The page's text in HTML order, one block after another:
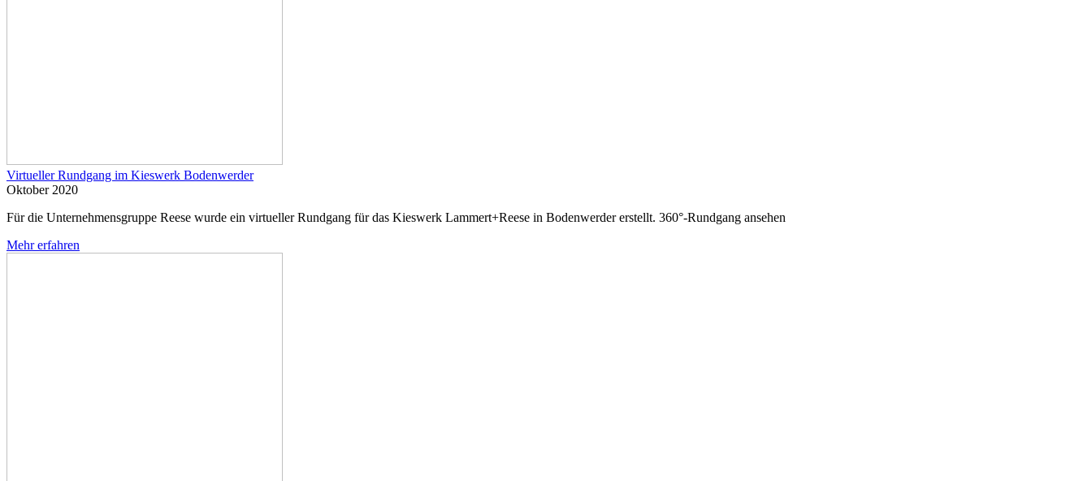
Virtueller Rundgang im Kieswerk Bodenwerder
Oktober 2020
Für die Unternehmensgruppe Reese wurde ein virtueller Rundgang für das Kieswerk Lammert+Reese in Bodenwerder erstellt. 360°-Rundgang ansehen
Mehr erfahren